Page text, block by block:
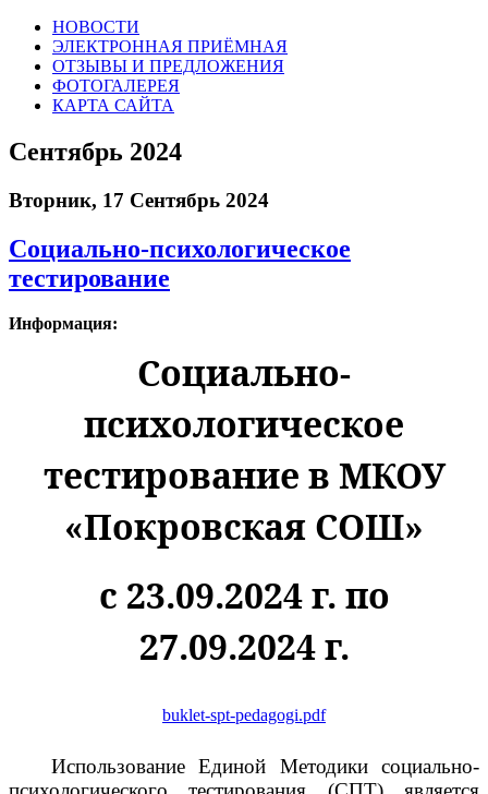
НОВОСТИ
ЭЛЕКТРОННАЯ ПРИЁМНАЯ
ОТЗЫВЫ И ПРЕДЛОЖЕНИЯ
ФОТОГАЛЕРЕЯ
КАРТА САЙТА
Сентябрь 2024
Вторник, 17 Сентябрь 2024
Социально-психологическое
тестирование
Информация:
Социально-
психологическое
тестирование в МКОУ
«Покровская СОШ»
с 23.09.2024 г. по
27.09.2024 г.
buklet-spt-pedagogi.pdf
Использование Единой Методики социально-